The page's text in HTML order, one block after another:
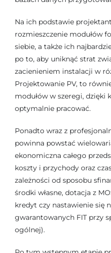
Na ich podstawie
rozmieszczenie modułów
siebie, a także ich
po to, aby uniknąć strat
zacienieniem instalacji w
Projektowanie PV, to
modułów w szeregi,
optymalnie pracować.
Ponadto wraz z
powinna powstać
ekonomiczna całego
koszty i przychody oraz
zależności od sposobu
środki własne, dotacja z
kredyt czy nastawienie się
gwarantowanych FIT przy
ogólnej).